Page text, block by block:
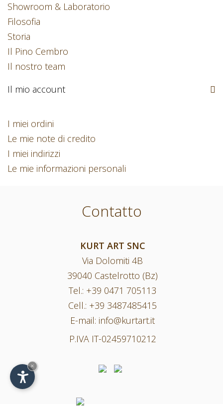
Showroom & Laboratorio
Filosofia
Storia
Il Pino Cembro
Il nostro team
Il mio account
I miei ordini
Le mie note di credito
I miei indirizzi
Le mie informazioni personali
Contatto
KURT ART SNC
Via Dolomiti 4B
39040 Castelrotto (Bz)
Tel.: +39 0471 705113
Cell.: +39 3487485415
E-mail: info@kurtart.it
P.IVA IT-02459710212
×